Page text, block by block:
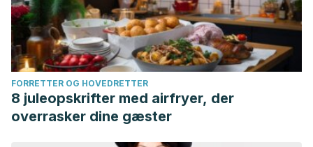
FORRETTER OG HOVEDRETTER
8 juleopskrifter med airfryer, der
overrasker dine gæster